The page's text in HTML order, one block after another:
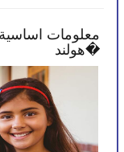
معلومات
هولند�